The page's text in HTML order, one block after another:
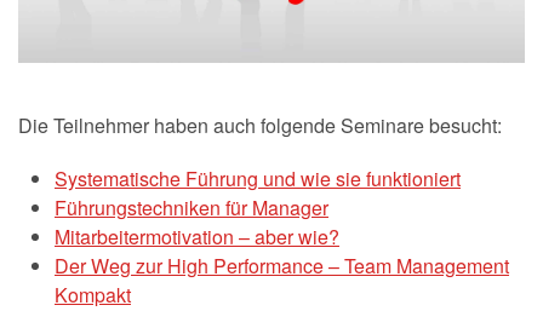
Die Teilnehmer haben auch folgende Seminare besucht:
Systematische Führung und wie sie funktioniert
Führungstechniken für Manager
Mitarbeitermotivation – aber wie?
Der Weg zur High Performance – Team Management
Kompakt